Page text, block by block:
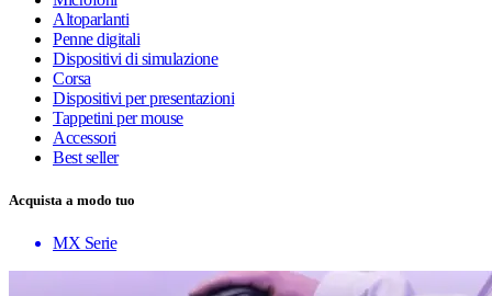
Altoparlanti
Penne digitali
Dispositivi di simulazione
Corsa
Dispositivi per presentazioni
Tappetini per mouse
Accessori
Best seller
Acquista a modo tuo
MX Serie